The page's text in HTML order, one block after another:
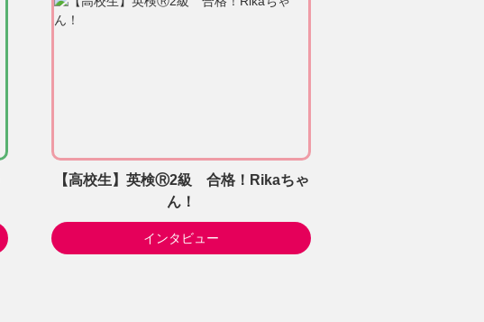
【高校生】英検Ⓡ2級 合格！Rikaちゃ
ん！
インタビュー